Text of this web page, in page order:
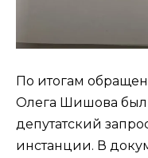
По итогам
Олега Шишова
депутатский
инстанции. В